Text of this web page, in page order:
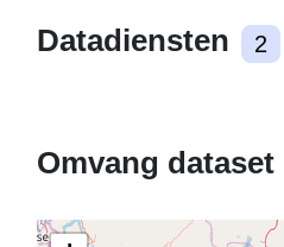
Datadiensten 2
Omvang dataset